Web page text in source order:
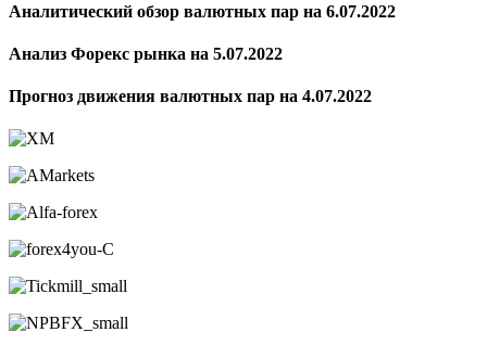
Аналитический обзор валютных пар на 6.07.2022
Анализ Форекс рынка на 5.07.2022
Прогноз движения валютных пар на 4.07.2022